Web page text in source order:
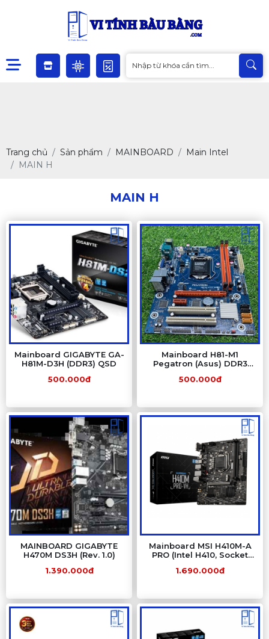
Trang chủ Sản phẩm MAINBOARD
Main Intel
MAIN H
MAIN H
Mainboard GIGABYTE GA-
H81M-D3H (DDR3) QSD
500.000đ
Mainboard H81-M1
Pegatron (Asus) DDR3
500.000đ
MAINBOARD GIGABYTE
H470M DS3H (Rev. 1.0)
1.390.000đ
Mainboard MSI H410M-A
PRO (Intel H410, Socket
DDR4)
1.690.000đ